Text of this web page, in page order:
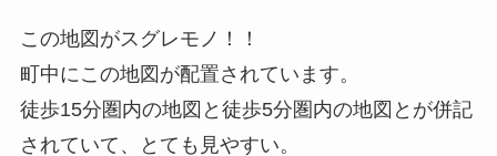
この地図がスグレモノ！！
町中にこの地図が配置されています。
徒歩15分圏内の地図と徒歩5分圏内の地図とが併記
されていて、とても見やすい。